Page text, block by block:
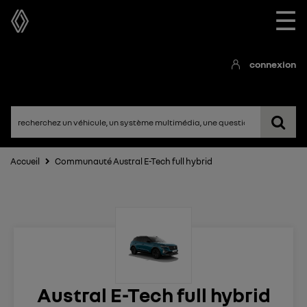
☰
connexion
Accueil Communauté Austral E-Tech full hybrid
Austral E-Tech full hybrid